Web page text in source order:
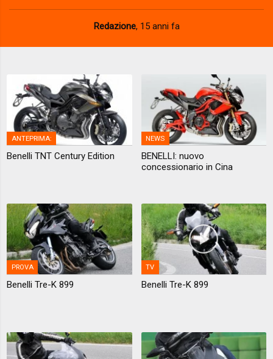
Redazione, 15 anni fa
ANTEPRIMA:
Benelli TNT Century Edition
NEWS
BENELLI: nuovo
concessionario in Cina
PROVA
Benelli Tre-K 899
TV
Benelli Tre-K 899